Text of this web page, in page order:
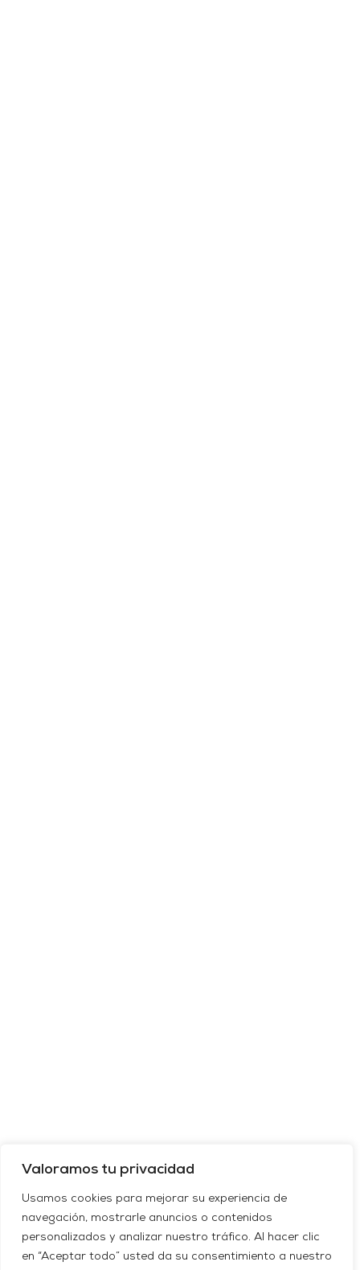
Valoramos tu privacidad
Usamos cookies para mejorar su experiencia de
navegación, mostrarle anuncios o contenidos
personalizados y analizar nuestro tráfico. Al hacer clic
en “Aceptar todo” usted da su consentimiento a nuestro